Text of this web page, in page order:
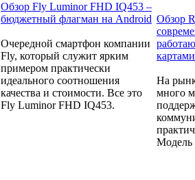
Обзор Fly Luminor FHD IQ453 –
бюджетный флагман на Android
Очередной смартфон компании
Fly, который служит ярким
примером практически
идеального соотношения
качества и стоимости. Все это
Fly Luminor FHD IQ453.
Обзор
картами
На
много
Модель